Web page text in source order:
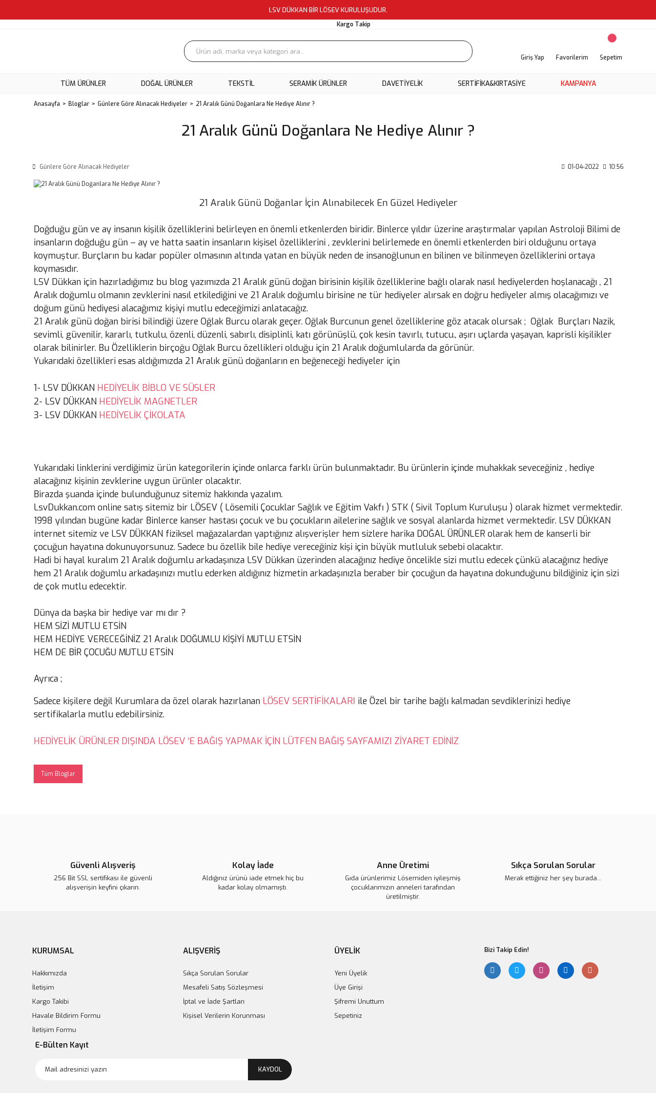
LSV DÜKKAN BİR LÖSEV KURULUŞUDUR.
Kargo Takip
Giriş Yap Favorilerim Sepetim
TÜM ÜRÜNLER DOĞAL ÜRÜNLER TEKSTİL SERAMİK ÜRÜNLER DAVETİYELİK SERTİFİKA&KIRTASİYE KAMPANYA
Anasayfa Bloglar Günlere Göre Alınacak Hediyeler 21 Aralık Günü Doğanlara Ne Hediye Alınır ?
21 Aralık Günü Doğanlara Ne Hediye Alınır ?
Günlere Göre Alınacak Hediyeler 01-04-2022 10:56
21 Aralık Günü Doğanlar İçin Alınabilecek En Güzel Hediyeler
Doğduğu gün ve ay insanın kişilik özelliklerini belirleyen en önemli etkenlerden biridir. Binlerce yıldır üzerine araştırmalar yapılan Astroloji Bilimi de
insanların doğduğu gün – ay ve hatta saatin insanların kişisel özelliklerini , zevklerini belirlemede en önemli etkenlerden biri olduğunu ortaya
koymuştur. Burçların bu kadar popüler olmasının altında yatan en büyük neden de insanoğlunun en bilinen ve bilinmeyen özelliklerini ortaya
koymasıdır.
LSV Dükkan için hazırladığımız bu blog yazımızda 21 Aralık günü doğan birisinin kişilik özelliklerine bağlı olarak nasıl hediyelerden hoşlanacağı , 21
Aralık doğumlu olmanın zevklerini nasıl etkilediğini ve 21 Aralık doğumlu birisine ne tür hediyeler alırsak en doğru hediyeler almış olacağımızı ve
doğum günü hediyesi alacağımız kişiyi mutlu edeceğimizi anlatacağız.
21 Aralık günü doğan birisi bilindiği üzere Oğlak Burcu olarak geçer. Oğlak Burcunun genel özelliklerine göz atacak olursak ; Oğlak Burçları Nazik,
sevimli, güvenilir, kararlı, tutkulu, özenli, düzenli, sabırlı, disiplinli, katı görünüşlü, çok kesin tavırlı, tutucu., aşırı uçlarda yaşayan, kaprisli kişilikler
olarak bilinirler. Bu Özelliklerin birçoğu Oğlak Burcu özellikleri olduğu için 21 Aralık doğumlularda da görünür.
Yukarıdaki özellikleri esas aldığımızda 21 Aralık günü doğanların en beğeneceği hediyeler için
1- LSV DÜKKAN HEDİYELİK BİBLO VE SÜSLER
2- LSV DÜKKAN HEDİYELİK MAGNETLER
3- LSV DÜKKAN HEDİYELİK ÇİKOLATA
Yukarıdaki linklerini verdiğimiz ürün kategorilerin içinde onlarca farklı ürün bulunmaktadır. Bu ürünlerin içinde muhakkak seveceğiniz , hediye
alacağınız kişinin zevklerine uygun ürünler olacaktır.
Birazda şuanda içinde bulunduğunuz sitemiz hakkında yazalım.
LsvDukkan.com online satış sitemiz bir LÖSEV ( Lösemili Çocuklar Sağlık ve Eğitim Vakfı ) STK ( Sivil Toplum Kuruluşu ) olarak hizmet vermektedir.
1998 yılından bugüne kadar Binlerce kanser hastası çocuk ve bu çocukların ailelerine sağlık ve sosyal alanlarda hizmet vermektedir. LSV DÜKKAN
internet sitemiz ve LSV DÜKKAN fiziksel mağazalardan yaptığınız alışverişler hem sizlere harika DOĞAL ÜRÜNLER olarak hem de kanserli bir
çocuğun hayatına dokunuyorsunuz. Sadece bu özellik bile hediye vereceğiniz kişi için büyük mutluluk sebebi olacaktır.
Hadi bi hayal kuralım 21 Aralık doğumlu arkadaşınıza LSV Dükkan üzerinden alacağınız hediye öncelikle sizi mutlu edecek çünkü alacağınız hediye
hem 21 Aralık doğumlu arkadaşınızı mutlu ederken aldığınız hizmetin arkadaşınızla beraber bir çocuğun da hayatına dokunduğunu bildiğiniz için sizi
de çok mutlu edecektir.
Dünya da başka bir hediye var mı dır ?
HEM SİZİ MUTLU ETSİN
HEM HEDİYE VERECEĞİNİZ 21 Aralık DOĞUMLU KİŞİYİ MUTLU ETSİN
HEM DE BİR ÇOCUĞU MUTLU ETSİN
Ayrıca ;
Sadece kişilere değil Kurumlara da özel olarak hazırlanan LÖSEV SERTİFİKALARI ile Özel bir tarihe bağlı kalmadan sevdiklerinizi hediye
sertifikalarla mutlu edebilirsiniz.
HEDİYELİK ÜRÜNLER DIŞINDA LÖSEV ‘E BAĞIŞ YAPMAK İÇİN LÜTFEN BAĞIŞ SAYFAMIZI ZİYARET EDİNİZ
Tüm Bloglar
Güvenli Alışveriş
256 Bit SSL sertifikası ile güvenli
alışverişin keyfini çıkarın.
Kolay İade
Aldığınız ürünü iade etmek hiç bu
kadar kolay olmamıştı.
Anne Üretimi
Gıda ürünlerimiz Lösemiden iyileşmiş
çocuklarımızın anneleri tarafından
üretilmiştir.
Sıkça Sorulan Sorular
Merak ettiğiniz her şey burada...
KURUMSAL
Hakkımızda
İletişim
Kargo Takibi
Havale Bildirim Formu
İletişim Formu
ALIŞVERİŞ
Sıkça Sorulan Sorular
Mesafeli Satış Sözleşmesi
İptal ve İade Şartları
Kişisel Verilerin Korunması
ÜYELİK
Yeni Üyelik
Üye Girişi
Şifremi Unuttum
Sepetiniz
Bizi Takip Edin!
E-Bülten Kayıt
KAYDOL